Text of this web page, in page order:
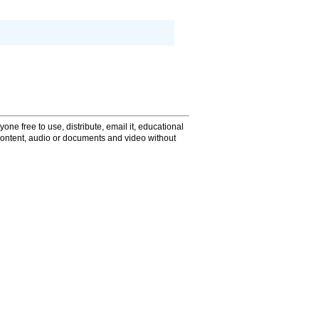
free to use, distribute, email it, educational
audio or documents and video without